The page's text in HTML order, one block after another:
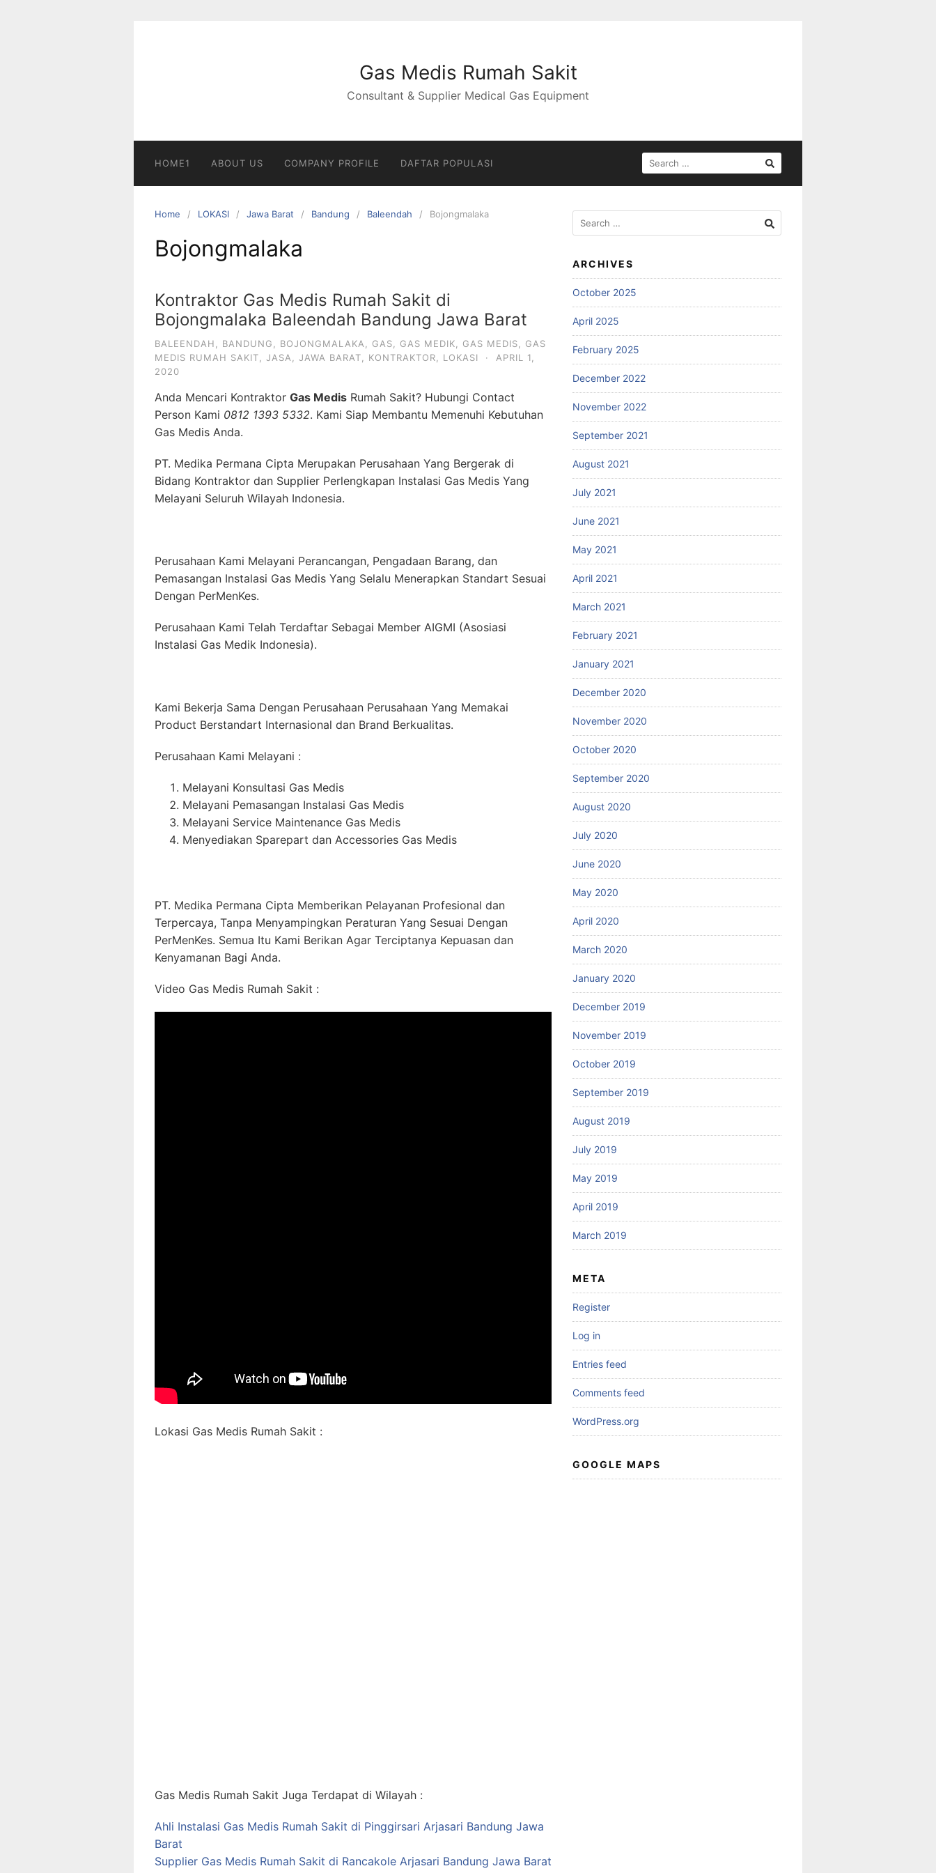
Gas Medis Rumah Sakit
Consultant & Supplier Medical Gas Equipment
HOME1 ABOUT US COMPANY PROFILE DAFTAR POPULASI
SEARCH
FOR:
Home LOKASI Jawa Barat Bandung Baleendah Bojongmalaka
Bojongmalaka
Kontraktor Gas Medis Rumah Sakit di
Bojongmalaka Baleendah Bandung Jawa Barat
BALEENDAH BANDUNG BOJONGMALAKA GAS GAS MEDIK GAS MEDIS
GAS
MEDIS RUMAH SAKIT
JASA JAWA BARAT KONTRAKTOR LOKASI ·
APRIL 1,
2020
Anda Mencari Kontraktor Gas Medis Rumah Sakit? Hubungi Contact
Person Kami 0812 1393 5332. Kami Siap Membantu Memenuhi Kebutuhan
Gas Medis Anda.
PT. Medika Permana Cipta Merupakan Perusahaan Yang Bergerak di
Bidang Kontraktor dan Supplier Perlengkapan Instalasi Gas Medis Yang
Melayani Seluruh Wilayah Indonesia.
Perusahaan Kami Melayani Perancangan, Pengadaan Barang, dan
Pemasangan Instalasi Gas Medis Yang Selalu Menerapkan Standart Sesuai
Dengan PerMenKes.
Perusahaan Kami Telah Terdaftar Sebagai Member AIGMI (Asosiasi
Instalasi Gas Medik Indonesia).
Kami Bekerja Sama Dengan Perusahaan Perusahaan Yang Memakai
Product Berstandart Internasional dan Brand Berkualitas.
Perusahaan Kami Melayani :
Melayani Konsultasi Gas Medis
Melayani Pemasangan Instalasi Gas Medis
Melayani Service Maintenance Gas Medis
Menyediakan Sparepart dan Accessories Gas Medis
PT. Medika Permana Cipta Memberikan Pelayanan Profesional dan
Terpercaya, Tanpa Menyampingkan Peraturan Yang Sesuai Dengan
PerMenKes. Semua Itu Kami Berikan Agar Terciptanya Kepuasan dan
Kenyamanan Bagi Anda.
Video Gas Medis Rumah Sakit :
Lokasi Gas Medis Rumah Sakit :
Gas Medis Rumah Sakit Juga Terdapat di Wilayah :
Ahli Instalasi Gas Medis Rumah Sakit di Pinggirsari Arjasari Bandung Jawa
Barat
Supplier Gas Medis Rumah Sakit di Rancakole Arjasari Bandung Jawa Barat
Search
for:
ARCHIVES
October 2025
April 2025
February 2025
December 2022
November 2022
September 2021
August 2021
July 2021
June 2021
May 2021
April 2021
March 2021
February 2021
January 2021
December 2020
November 2020
October 2020
September 2020
August 2020
July 2020
June 2020
May 2020
April 2020
March 2020
January 2020
December 2019
November 2019
October 2019
September 2019
August 2019
July 2019
May 2019
April 2019
March 2019
META
Register
Log in
Entries feed
Comments feed
WordPress.org
GOOGLE MAPS